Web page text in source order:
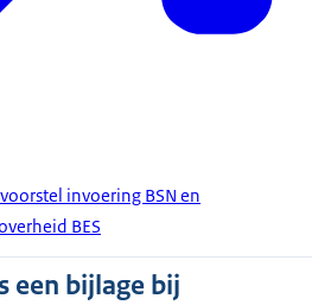
invoering BSN en
BES
een bijlage bij